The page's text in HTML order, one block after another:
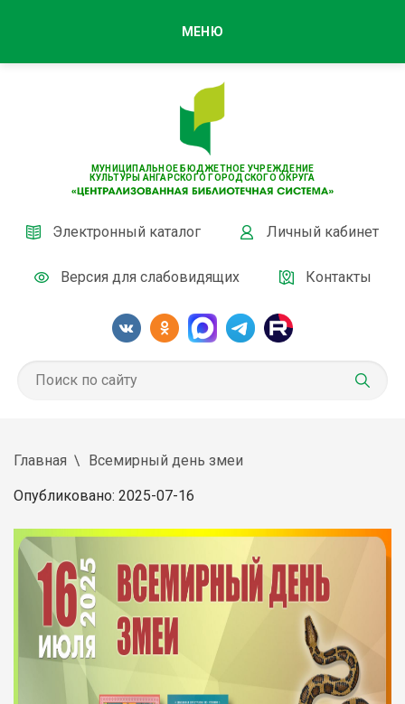
МУНИЦИПАЛЬНОЕ БЮДЖЕТНОЕ УЧРЕЖДЕНИЕ
КУЛЬТУРЫ АНГАРСКОГО ГОРОДСКОГО ОКРУГА
Электронный каталог Личный кабинет
Версия для слабовидящих Контакты
МЕНЮ
Главная Всемирный день змеи
Опубликовано: 2025-07-16